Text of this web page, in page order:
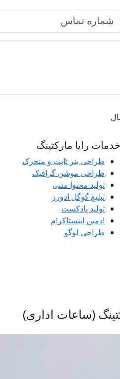
خدمات رایا مارکتینگ
طراحی بنر ثابت و متحرک
طراحی موشن گرافیک
تولید محتوا متنی
تبلیغ گوگل ادورز
تولید پادکست
ادمین اینستاکرام
طراحی لوگو
(ساعات اداری)